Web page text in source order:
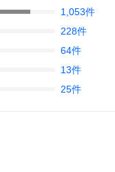
1,053件
228件
64件
13件
25件